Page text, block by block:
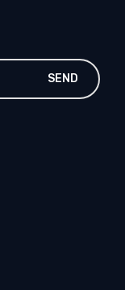
SEND